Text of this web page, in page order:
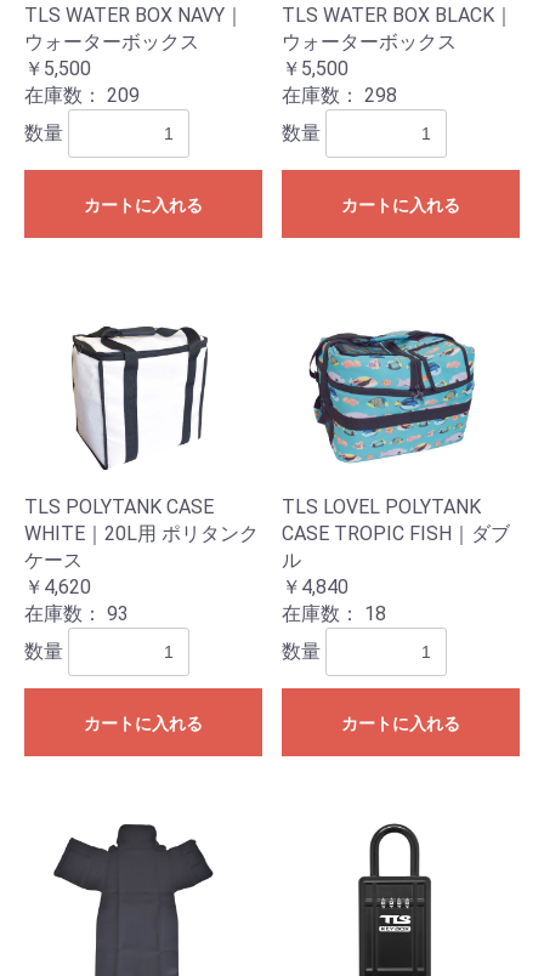
TLS WATER BOX NAVY｜
ウォーターボックス
￥5,500
在庫数： 209
数量
カートに入れる
TLS WATER BOX BLACK｜
ウォーターボックス
￥5,500
在庫数： 298
数量
カートに入れる
TLS POLYTANK CASE
WHITE｜20L用 ポリタンク
ケース
￥4,620
在庫数： 93
数量
カートに入れる
TLS LOVEL POLYTANK
CASE TROPIC FISH｜ダブ
ル
￥4,840
在庫数： 18
数量
カートに入れる